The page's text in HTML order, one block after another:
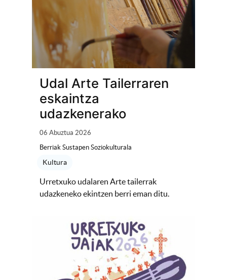
Udal Arte Tailerraren
eskaintza
udazkenerako
06 Abuztua 2026
Berriak Sustapen Soziokulturala
Kultura
Urretxuko udalaren Arte tailerrak
udazkeneko ekintzen berri eman ditu.